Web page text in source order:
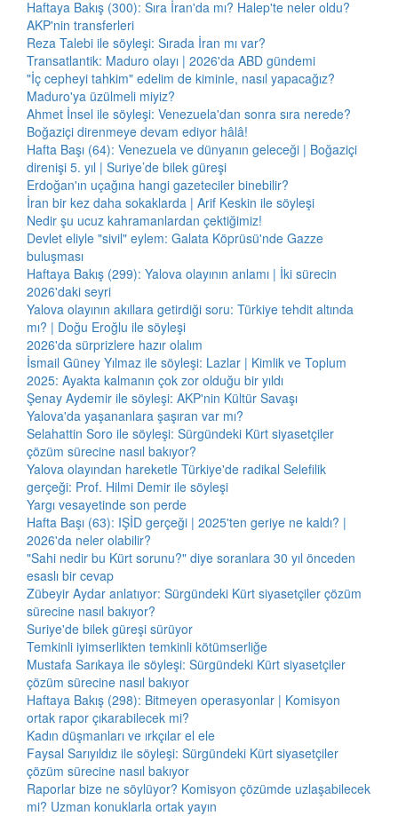
Haftaya Bakış (300): Sıra İran'da mı? Halep'te neler oldu?
AKP'nin transferleri
Reza Talebi ile söyleşi: Sırada İran mı var?
Transatlantik: Maduro olayı | 2026'da ABD gündemi
"İç cepheyi tahkim" edelim de kiminle, nasıl yapacağız?
Maduro'ya üzülmeli miyiz?
Ahmet İnsel ile söyleşi: Venezuela'dan sonra sıra nerede?
Boğaziçi direnmeye devam ediyor hâlâ!
Hafta Başı (64): Venezuela ve dünyanın geleceği | Boğaziçi
direnişi 5. yıl | Suriye’de bilek güreşi
Erdoğan'ın uçağına hangi gazeteciler binebilir?
İran bir kez daha sokaklarda | Arif Keskin ile söyleşi
Nedir şu ucuz kahramanlardan çektiğimiz!
Devlet eliyle "sivil" eylem: Galata Köprüsü'nde Gazze
buluşması
Haftaya Bakış (299): Yalova olayının anlamı | İki sürecin
2026'daki seyri
Yalova olayının akıllara getirdiği soru: Türkiye tehdit altında
mı? | Doğu Eroğlu ile söyleşi
2026'da sürprizlere hazır olalım
İsmail Güney Yılmaz ile söyleşi: Lazlar | Kimlik ve Toplum
2025: Ayakta kalmanın çok zor olduğu bir yıldı
Şenay Aydemir ile söyleşi: AKP'nin Kültür Savaşı
Yalova'da yaşananlara şaşıran var mı?
Selahattin Soro ile söyleşi: Sürgündeki Kürt siyasetçiler
çözüm sürecine nasıl bakıyor?
Yalova olayından hareketle Türkiye'de radikal Selefilik
gerçeği: Prof. Hilmi Demir ile söyleşi
Yargı vesayetinde son perde
Hafta Başı (63): IŞİD gerçeği | 2025'ten geriye ne kaldı? |
2026'da neler olabilir?
"Sahi nedir bu Kürt sorunu?" diye soranlara 30 yıl önceden
esaslı bir cevap
Zübeyir Aydar anlatıyor: Sürgündeki Kürt siyasetçiler çözüm
sürecine nasıl bakıyor?
Suriye'de bilek güreşi sürüyor
Temkinli iyimserlikten temkinli kötümserliğe
Mustafa Sarıkaya ile söyleşi: Sürgündeki Kürt siyasetçiler
çözüm sürecine nasıl bakıyor
Haftaya Bakış (298): Bitmeyen operasyonlar | Komisyon
ortak rapor çıkarabilecek mi?
Kadın düşmanları ve ırkçılar el ele
Faysal Sarıyıldız ile söyleşi: Sürgündeki Kürt siyasetçiler
çözüm sürecine nasıl bakıyor
Raporlar bize ne söylüyor? Komisyon çözümde uzlaşabilecek
mi? Uzman konuklarla ortak yayın